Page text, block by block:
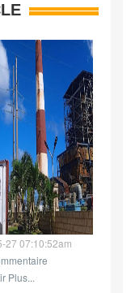
27 07:10:52am
Plus...